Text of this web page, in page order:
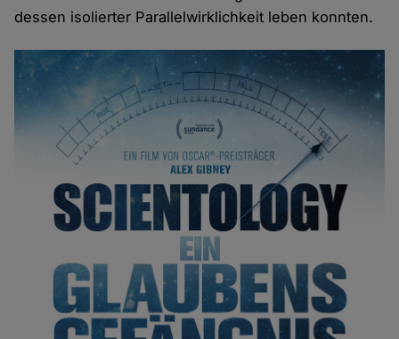
dessen isolierter Parallelwirklichkeit leben konnten.